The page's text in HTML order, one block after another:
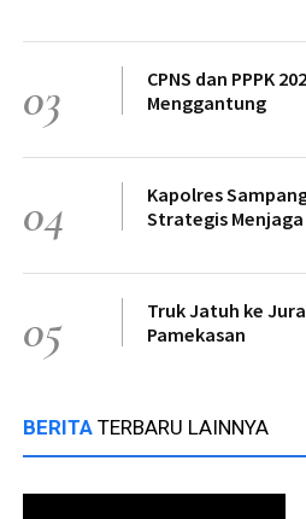
03
CPNS dan PPPK
Menggantung
04
Kapolres
Strategis
05
Truk Jatuh ke
Pamekasan
BERITA TERBARU LAINNYA